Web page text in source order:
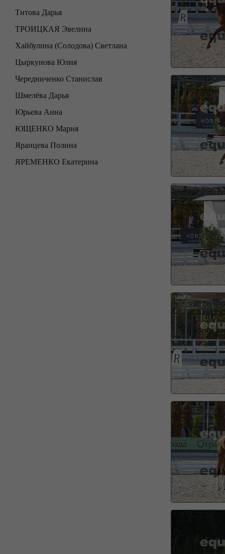
Титова Дарья
ТРОИЦКАЯ Эвелина
Хайбулина (Солодова) Светлана
Цыркунова Юлия
Чередниченко Станислав
Шмелёва Дарья
Юрьева Анна
ЮЩЕНКО Мария
Яранцева Полина
ЯРЕМЕНКО Екатерина